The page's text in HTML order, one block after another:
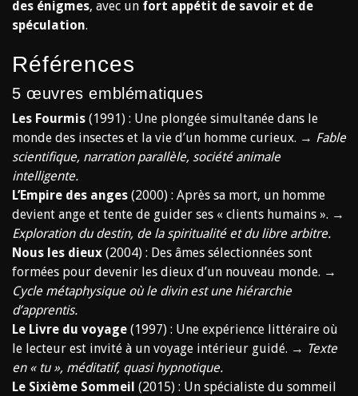
des énigmes, avec un fort appétit de savoir et de
spéculation.
Références
5 œuvres emblématiques
Les Fourmis (1991) : Une plongée simultanée dans le
monde des insectes et la vie d’un homme curieux. → Fable
scientifique, narration parallèle, société animale
intelligente.
L’Empire des anges (2000) : Après sa mort, un homme
devient ange et tente de guider ses « clients humains ». →
Exploration du destin, de la spiritualité et du libre arbitre.
Nous les dieux (2004) : Des âmes sélectionnées sont
formées pour devenir les dieux d’un nouveau monde. →
Cycle métaphysique où le divin est une hiérarchie
d’apprentis.
Le Livre du voyage (1997) : Une expérience littéraire où
le lecteur est invité à un voyage intérieur guidé. → Texte
en « tu », méditatif, quasi hypnotique.
Le Sixième Sommeil (2015) : Un spécialiste du sommeil